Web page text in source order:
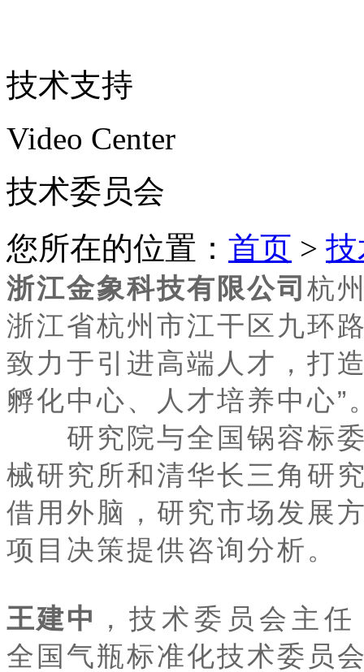
技术支持
Video Center
技术委员会
您所在的位置： 首页 >
浙江金象科技有限公司 杭
浙江省杭州市江干区九环
致力于引进高端人才，打
孵化中心、人才培养中心”
研究院与全国锅容标委
械研究所和清华长三角研
借用外脑，研究市场发展
项目决策提供咨询分析。
王建中 ，技术委员会主
全国气瓶标准化技术委员